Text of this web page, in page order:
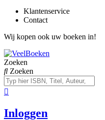
Klantenservice
Contact
Wij kopen ook uw boeken in!
Zoeken
Zoeken
Inloggen